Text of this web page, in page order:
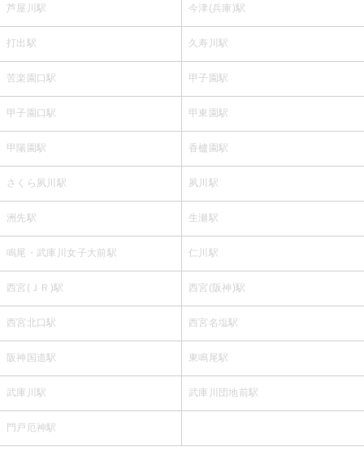
芦屋川駅 今津(兵庫)駅
打出駅 久寿川駅
苦楽園口駅 甲子園駅
甲子園口駅 甲東園駅
甲陽園駅 香櫨園駅
さくら夙川駅 夙川駅
洲先駅 生瀬駅
鳴尾・武庫川女子大前駅 仁川駅
西宮(ＪＲ)駅 西宮(阪神)駅
西宮北口駅 西宮名塩駅
阪神国道駅 東鳴尾駅
武庫川駅 武庫川団地前駅
門戸厄神駅